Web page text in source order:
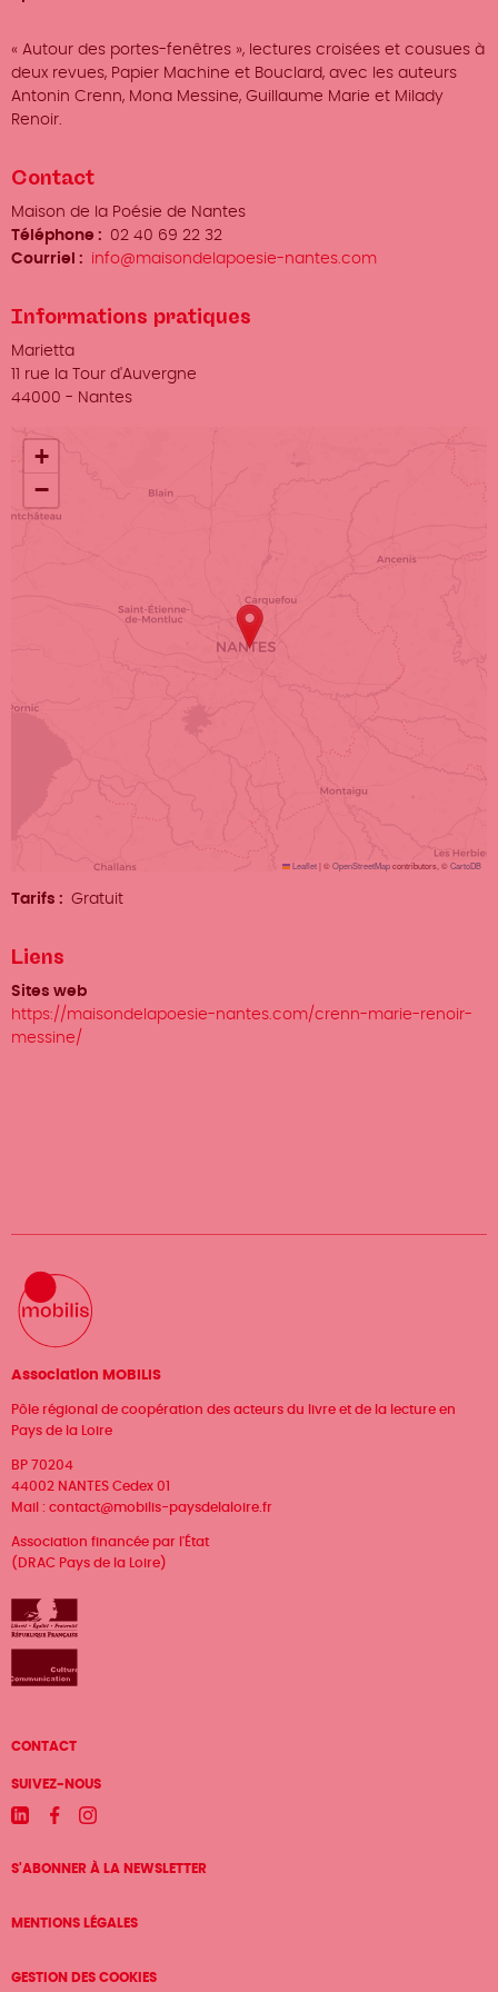
« Autour des portes-fenêtres », lectures croisées et cousues à
deux revues, Papier Machine et Bouclard, avec les auteurs
Antonin Crenn, Mona Messine, Guillaume Marie et Milady
Renoir.
Contact
Organisateur
/
Prénom
Maison de la Poésie de Nantes
Téléphone
02 40 69 22 32
Courriel
info@maisondelapoesie-nantes.com
Informations pratiques
Lieu
Marietta
Adresse
11 rue la Tour d'Auvergne
Ville
44000 - Nantes
+
−
Leaflet| ©OpenStreetMapcontributors, ©CartoDB
Tarifs Gratuit
Liens
Sites web
https://maisondelapoesie-nantes.com/crenn-marie-renoir-
messine/
Association MOBILIS
Pôle régional de coopération des acteurs du livre et de la lecture en
Pays de la Loire
BP 70204
44002 NANTES Cedex 01
Mail : contact@mobilis-paysdelaloire.fr
Association financée par l'État
(DRAC Pays de la Loire)
Menu
Pied
de
page
CONTACT
SUIVEZ-NOUS
LinkedinFacebookInstagram
S'ABONNER À LA NEWSLETTER
MENTIONS LÉGALES
GESTION DES COOKIES